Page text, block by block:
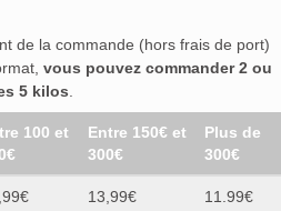
de la commande (hors frais de port)
vous pouvez commander 2 ou
5 kilos
100 et
Entre 150€ et
300€
Plus de
300€
13,99€ 11.99€